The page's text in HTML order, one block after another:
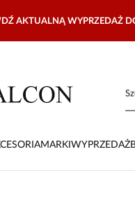
AKTUALNĄ WYPRZEDAŻ
MARKI WYPRZEDAŻ